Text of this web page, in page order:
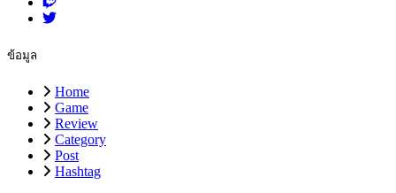
ข้อมูล
Home
Game
Review
Category
Post
Hashtag